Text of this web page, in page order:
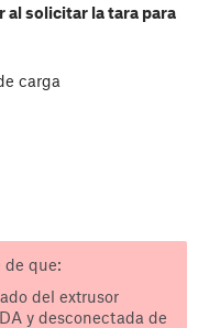
al solicitar la tara para
carga
de que:
del extrusor
y desconectada de